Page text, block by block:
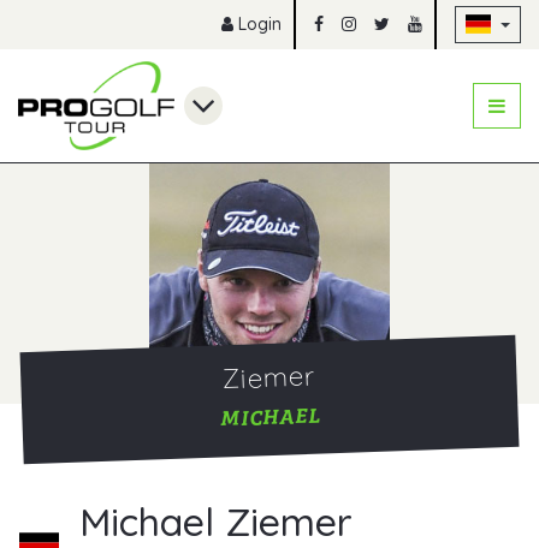
Login
Ziemer
MICHAEL
Michael Ziemer